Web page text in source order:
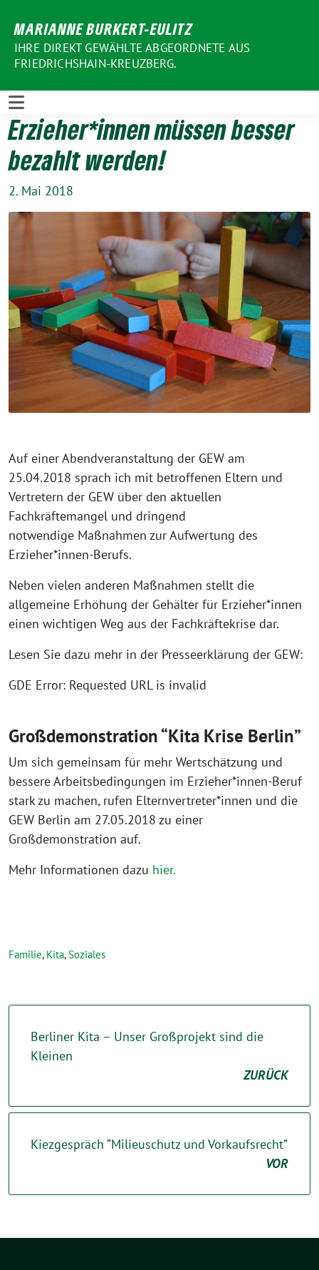
zum
Inhalt
MARIANNE BURKERT-EULITZ
IHRE DIREKT GEWÄHLTE ABGEORDNETE AUS
FRIEDRICHSHAIN-KREUZBERG.
Erzieher*innen müssen besser
bezahlt werden!
2. Mai 2018
Auf einer Abendveranstaltung der GEW am
25.04.2018 sprach ich mit betroffenen Eltern und
Vertretern der GEW über den aktuellen
Fachkräftemangel und dringend
notwendige Maßnahmen zur Aufwertung des
Erzieher*innen-Berufs.
Neben vielen anderen Maßnahmen stellt die
allgemeine Erhöhung der Gehälter für Erzieher*innen
einen wichtigen Weg aus der Fachkräftekrise dar.
Lesen Sie dazu mehr in der Presseerklärung der GEW:
GDE Error: Requested URL is invalid
Großdemonstration “Kita Krise Berlin”
Um sich gemeinsam für mehr Wertschätzung und
bessere Arbeitsbedingungen im Erzieher*innen-Beruf
stark zu machen, rufen Elternvertreter*innen und die
GEW Berlin am 27.05.2018 zu einer
Großdemonstration auf.
Mehr Informationen dazu hier.
Familie, Kita,Soziales
Berliner Kita – Unser Großprojekt sind die
Kleinen
ZURÜCK
Kiezgespräch “Milieuschutz und Vorkaufsrecht”
VOR